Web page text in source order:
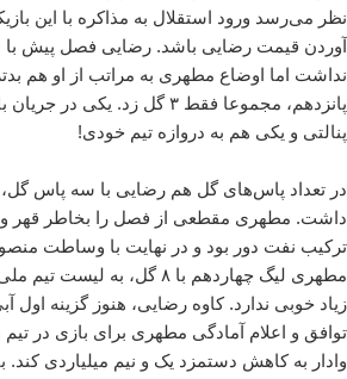
نظر می‌رسد ورود استقلال به مذاکره با این
نداشت اما اوضاع مطهری به مراتب از او هم
پانزدهم، مجموعا فقط ۳ گل زد.
پنالتی و یکی هم به دروازه تیم خودی!
در تعداد پاس‌های گل هم رضایی با سه پاس
داشت. مطهری مقطعی از فصل را بخاطر قهر و
ترکیب نفت دور بود و در نهایت با وساطت
مطهری لیگ چهاردهم با ۸ گل،
زیاد خوبی ندارد. کاوه رضایی، هنوز گزینه اول
توافق و اعلام آمادگی مطهری برای بازی در تیم
وادار به کاهش دستمزد یک و نیم میلیاردی کند.